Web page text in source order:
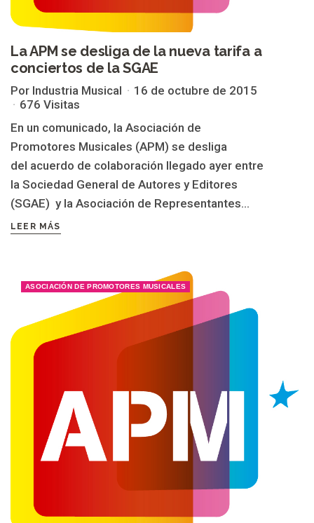
La APM se desliga de la nueva tarifa a
conciertos de la SGAE
Por Industria Musical
16 de octubre de 2015
676 Visitas
En un comunicado, la Asociación de
Promotores Musicales (APM) se desliga
del acuerdo de colaboración llegado ayer entre
la Sociedad General de Autores y Editores
(SGAE) y la Asociación de Representantes...
LEER MÁS
ASOCIACIÓN DE PROMOTORES MUSICALES